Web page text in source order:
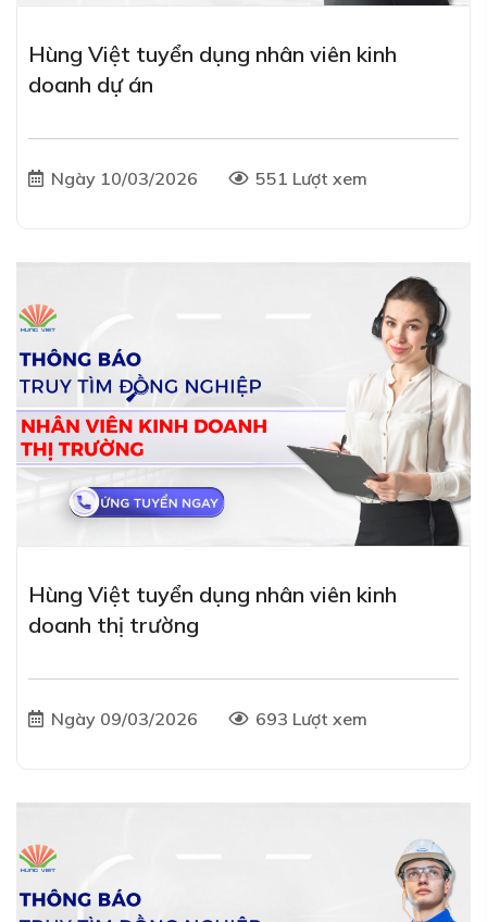
Hùng Việt tuyển dụng nhân viên kinh
doanh dự án
Ngày 10/03/2026 551 Lượt xem
Hùng Việt tuyển dụng nhân viên kinh
doanh thị trường
Ngày 09/03/2026 693 Lượt xem